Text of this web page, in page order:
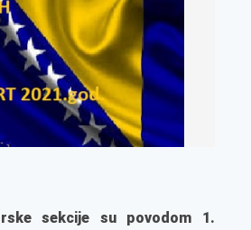
sekcije su povodom 1.